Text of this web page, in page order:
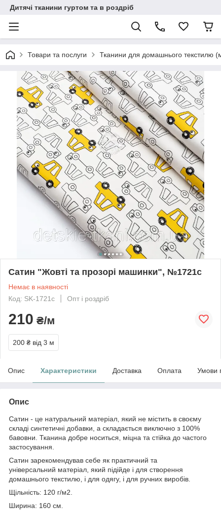
Дитячі тканини гуртом та в роздріб
Товари та послуги Тканини для домашнього текстилю
Сатин "Жовті та прозорі машинки", №1721с
Немає в наявності
Код: SK-1721с
Опт і роздріб
210 ₴/м
200 ₴ від 3 м
Опис Характеристики Доставка Оплата Умови
Опис
Сатин - це натуральний матеріал, який не містить в своєму
складі синтетичні добавки, а складається виключно з 100%
бавовни. Тканина добре носиться, міцна та стійка до частого
застосування.
Сатин зарекомендував себе як практичний та
універсальний матеріал, який підійде і для створення
домашнього текстилю, і для одягу, і для ручних виробів.
Щільність: 120 г/м2.
Ширина: 160 см.